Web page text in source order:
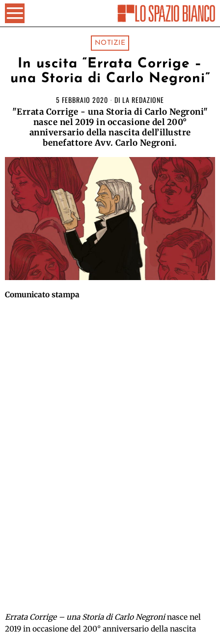
NOTIZIE
In uscita “Errata Corrige –
una Storia di Carlo Negroni”
5 FEBBRAIO 2020 DI LA REDAZIONE
"Errata Corrige - una Storia di Carlo Negroni"
nasce nel 2019 in occasione del 200°
anniversario della nascita dell’illustre
benefattore Avv. Carlo Negroni.
Comunicato stampa
Errata Corrige – una Storia di Carlo Negroninasce nel
2019 in occasione del 200° anniversario della nascita